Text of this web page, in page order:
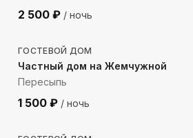
2 500 ₽ / ночь
200м до моря
ГОСТЕВОЙ ДОМ
Частный дом на Жемчужной
Пересыпь
1 500 ₽ / ночь
272м до моря